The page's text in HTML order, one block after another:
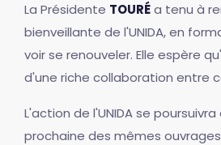
La Présidente TOURÉa tenu à
bienveillante de l'UNIDA, en
voir se renouveler. Elle espère
d'une riche collaboration entre
L'action de l'UNIDA se
prochaine des mêmes